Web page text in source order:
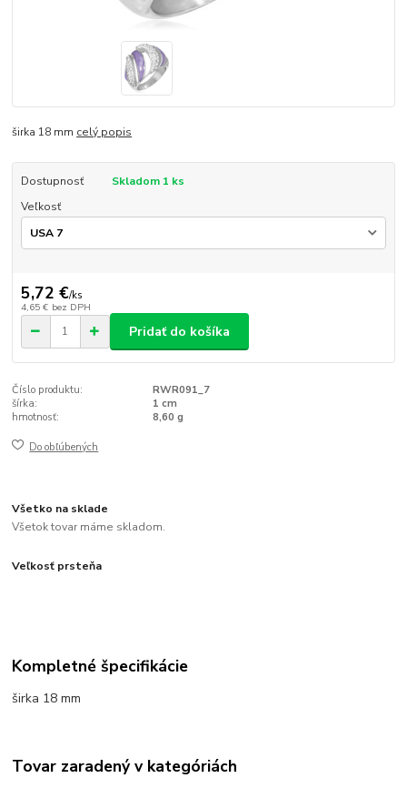
širka 18 mm celý popis
Dostupnosť
Skladom 1 ks
Veľkosť
5,72 €/ks
4,65 € bez DPH
Pridať do košíka
Číslo produktu:
RWR091_7
šírka:
1 cm
hmotnosť:
8,60 g
Do obľúbených
Všetko na sklade
Všetok tovar máme skladom.
Veľkosť prsteňa
Kompletné špecifikácie
širka 18 mm
Tovar zaradený v kategóriách